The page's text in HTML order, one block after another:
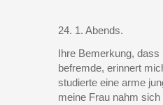
24. 1. Abends.
Ihre Bemerkung,
befremde, erinnert
studierte eine arme
meine Frau nahm